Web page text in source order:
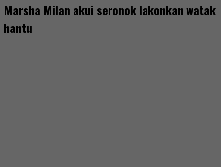
Marsha Milan akui seronok lakonkan watak
hantu